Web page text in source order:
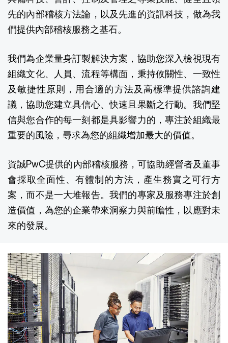
先的內部稽核方法論，以及先進的資訊科技，做為我
們提供內部稽核服務之基石。
我們為企業量身訂製解決方案，協助您深入檢視現有
組織文化、人員、流程等構面，秉持攸關性、一致性
及敏捷性原則，用合適的方法及高標準提供諮詢建
議，協助您建立具信心、快速且果斷之行動。我們堅
信與您合作的每一刻都是具影響力的，專注於組織最
重要的風險，尋求為您的組織增加最大的價值。
資誠PwC提供的內部稽核服務，可協助經營者及董事
會採取全面性、有體制的方法，產生務實之可行方
案，而不是一大堆報告。我們的專家及服務專注於創
造價值，為您的企業帶來洞察力與前瞻性，以應對未
來的發展。